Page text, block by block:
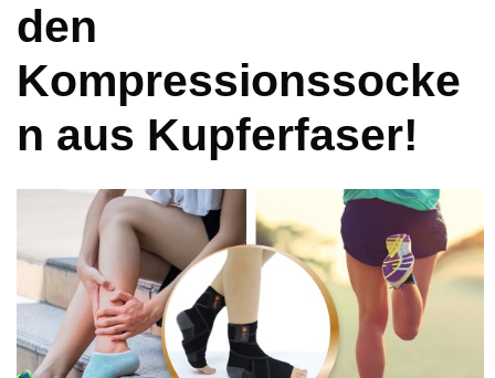
den
Kompressionssocke
n aus Kupferfaser!